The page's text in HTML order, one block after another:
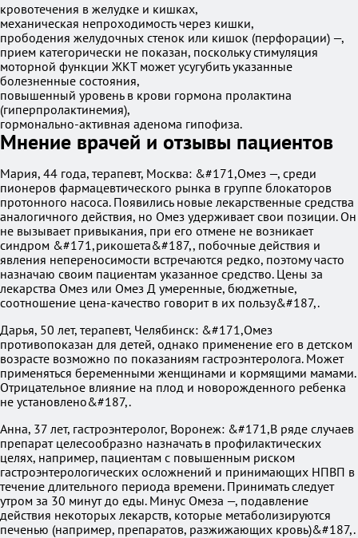
кровотечения в желудке и кишках,
механическая непроходимость через кишки,
прободения желудочных стенок или кишок (перфорации) —,
прием категорически не показан, поскольку стимуляция
моторной функции ЖКТ может усугубить указанные
болезненные состояния,
повышенный уровень в крови гормона пролактина
(гиперпролактинемия),
гормонально-активная аденома гипофиза.
Мнение врачей и отзывы пациентов
Мария, 44 года, терапевт, Москва: &#171,Омез —, среди
пионеров фармацевтического рынка в группе блокаторов
протонного насоса. Появились новые лекарственные средства
аналогичного действия, но Омез удерживает свои позиции. Он
не вызывает привыкания, при его отмене не возникает
синдром &#171,рикошета&#187,, побочные действия и
явления непереносимости встречаются редко, поэтому часто
назначаю своим пациентам указанное средство. Цены за
лекарства Омез или Омез Д умеренные, бюджетные,
соотношение цена-качество говорит в их пользу&#187,.
Дарья, 50 лет, терапевт, Челябинск: &#171,Омез
противопоказан для детей, однако применение его в детском
возрасте возможно по показаниям гастроэнтеролога. Может
применяться беременными женщинами и кормящими мамами.
Отрицательное влияние на плод и новорожденного ребенка
не установлено&#187,.
Анна, 37 лет, гастроэнтеролог, Воронеж: &#171,В ряде случаев
препарат целесообразно назначать в профилактических
целях, например, пациентам с повышенным риском
гастроэнтерологических осложнений и принимающих НПВП в
течение длительного периода времени. Принимать следует
утром за 30 минут до еды. Минус Омеза —, подавление
действия некоторых лекарств, которые метаболизируются
печенью (например, препаратов, разжижающих кровь)&#187,.